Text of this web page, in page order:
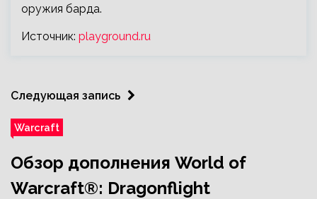
оружия барда.
Источник: playground.ru
Следующая запись
Warcraft
Обзор дополнения World of
Warcraft®: Dragonflight